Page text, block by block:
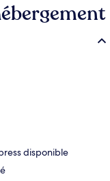
disponible